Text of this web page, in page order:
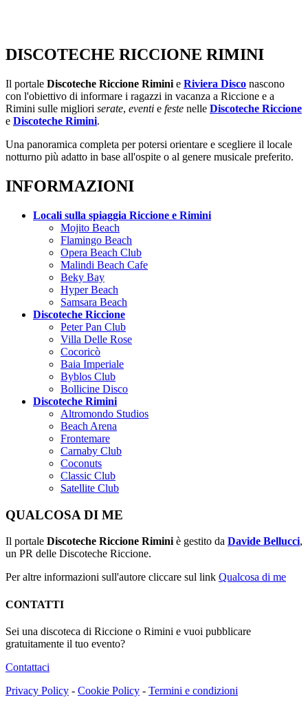
DISCOTECHE RICCIONE RIMINI
Il portale Discoteche Riccione Rimini e Riviera Disco nascono
con l'obiettivo di informare i ragazzi in vacanza a Riccione e a
Rimini sulle migliori serate, eventi e feste nelle Discoteche Riccione
e Discoteche Rimini.
Una panoramica completa per potersi orientare e scegliere il locale
notturno più adatto in base all'ospite o al genere musicale preferito.
INFORMAZIONI
Locali sulla spiaggia Riccione e Rimini
Mojito Beach
Flamingo Beach
Opera Beach Club
Malindi Beach Cafe
Beky Bay
Hyper Beach
Samsara Beach
Discoteche Riccione
Peter Pan Club
Villa Delle Rose
Cocoricò
Baia Imperiale
Byblos Club
Bollicine Disco
Discoteche Rimini
Altromondo Studios
Beach Arena
Frontemare
Carnaby Club
Coconuts
Classic Club
Satellite Club
QUALCOSA DI ME
Il portale Discoteche Riccione Rimini è gestito da Davide Bellucci,
un PR delle Discoteche Riccione.
Per altre informazioni sull'autore cliccare sul link Qualcosa di me
CONTATTI
Sei una discoteca di Riccione o Rimini e vuoi pubblicare
gratuitamente il tuo evento?
Contattaci
Privacy Policy - Cookie Policy - Termini e condizioni